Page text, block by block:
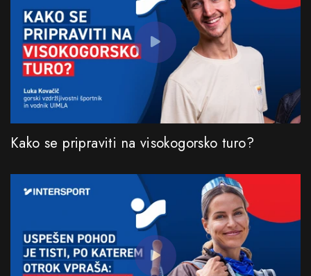
Kako se pripraviti na visokogorsko turo?